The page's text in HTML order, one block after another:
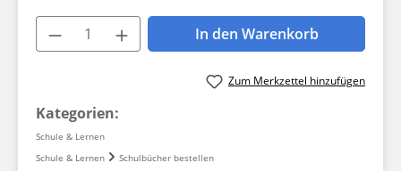
Produkt Anzahl: Gib den
In den Warenkorb
Zum Merkzettel hinzufügen
Kategorien:
Schule & Lernen
Schule & Lernen
Schulbücher bestellen